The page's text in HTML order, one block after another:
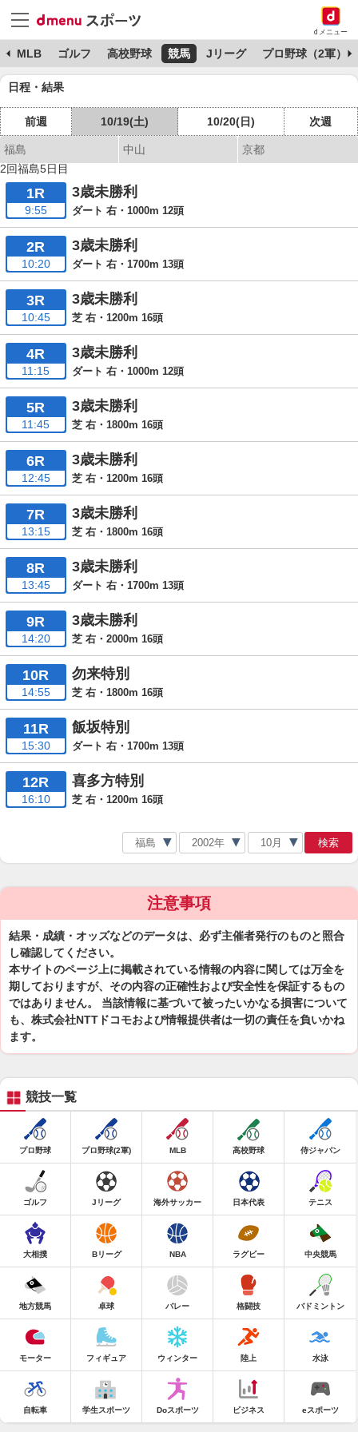
dメニュー
MLB ゴルフ 高校野球 競馬 Jリーグ プロ野球（2軍）
日程・結果
前週 10/19(土) 10/20(日) 次週
福島 中山
京都
2回福島5日目
1R
9:55
3歳未勝利
ダート 右・1000m 12頭
2R
10:20
3歳未勝利
ダート 右・1700m 13頭
3R
10:45
3歳未勝利
芝 右・1200m 16頭
4R
11:15
3歳未勝利
ダート 右・1000m 12頭
5R
11:45
3歳未勝利
芝 右・1800m 16頭
6R
12:45
3歳未勝利
芝 右・1200m 16頭
7R
13:15
3歳未勝利
芝 右・1800m 16頭
8R
13:45
3歳未勝利
ダート 右・1700m 13頭
9R
14:20
3歳未勝利
芝 右・2000m 16頭
10R
14:55
勿来特別
芝 右・1800m 16頭
11R
15:30
飯坂特別
ダート 右・1700m 13頭
12R
16:10
喜多方特別
芝 右・1200m 16頭
検索
注意事項
結果・成績・オッズなどのデータは、必ず主催者発行のものと照合
し確認してください。
本サイトのページ上に掲載されている情報の内容に関しては万全を
期しておりますが、その内容の正確性および安全性を保証するもの
ではありません。 当該情報に基づいて被ったいかなる損害について
も、株式会社NTTドコモおよび情報提供者は一切の責任を負いかね
ます。
競技一覧
プロ野球 プロ野球(2軍) MLB 高校野球 侍ジャパン
ゴルフ Jリーグ 海外サッカー 日本代表 テニス
大相撲 Bリーグ NBA ラグビー 中央競馬
地方競馬 卓球 バレー 格闘技 バドミントン
モーター フィギュア ウィンター 陸上 水泳
自転車 学生スポーツ Doスポーツ ビジネス eスポーツ